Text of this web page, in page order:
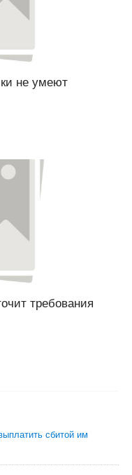
не умеют
требования
сбитой им